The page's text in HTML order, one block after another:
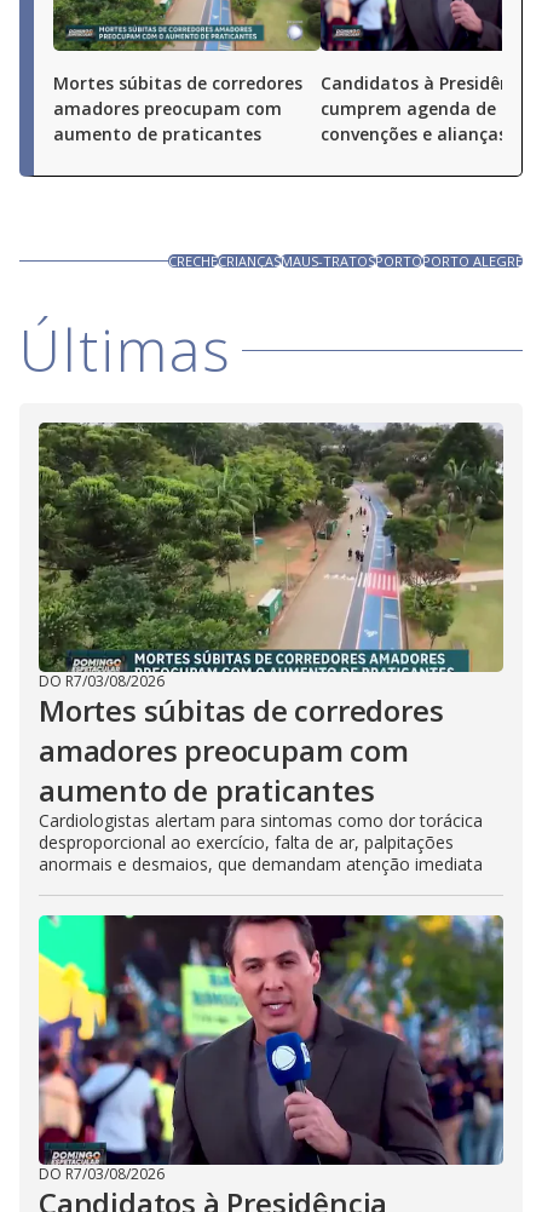
Mortes súbitas de corredores
amadores preocupam com
aumento de praticantes
Candidatos à Presidência
cumprem agenda de
convenções e alianças
CRECHECRIANÇASMAUS-TRATOSPORTOPORTO ALEGRE
Últimas
DO R7/03/08/2026
Mortes súbitas de corredores
amadores preocupam com
aumento de praticantes
Cardiologistas alertam para sintomas como dor torácica
desproporcional ao exercício, falta de ar, palpitações
anormais e desmaios, que demandam atenção imediata
DO R7/03/08/2026
Candidatos à Presidência